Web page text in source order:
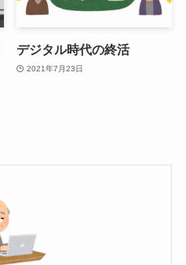
デジタル時代の終活
2021年7月23日